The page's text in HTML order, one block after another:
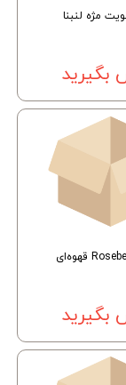
مژه لنبنا
بگیرید
بگیرید